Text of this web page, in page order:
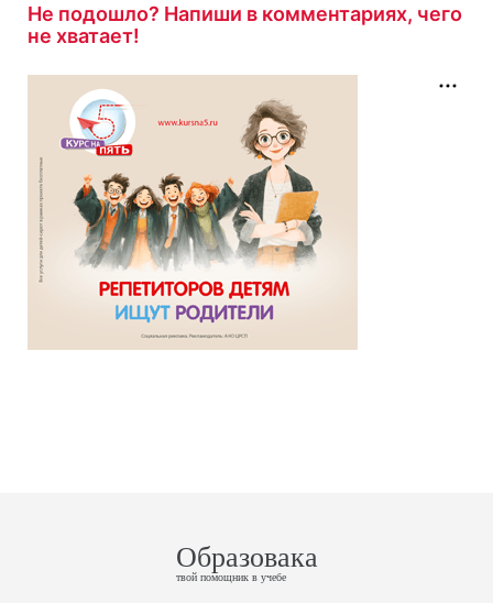
Не подошло? Напиши в комментариях, чего
не хватает!
Образовака
твой помощник в учебе